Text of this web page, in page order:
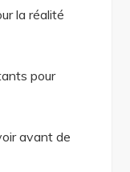
la réalité
pour
avant de